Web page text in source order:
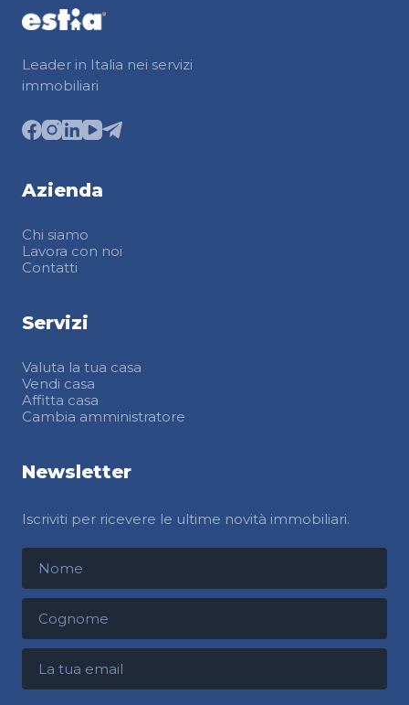
Leader in Italia nei servizi
immobiliari
Azienda
Chi siamo
Lavora con noi
Contatti
Servizi
Valuta la tua casa
Vendi casa
Affitta casa
Cambia amministratore
Newsletter
Iscriviti per ricevere le ultime novità immobiliari.
Nome
Cognome
Indirizzo email